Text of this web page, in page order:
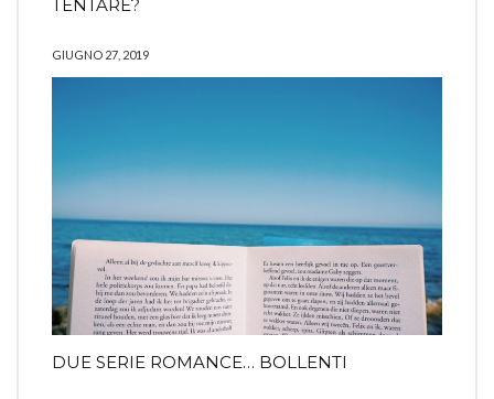
TENTARE?
GIUGNO 27, 2019
DUE SERIE ROMANCE… BOLLENTI